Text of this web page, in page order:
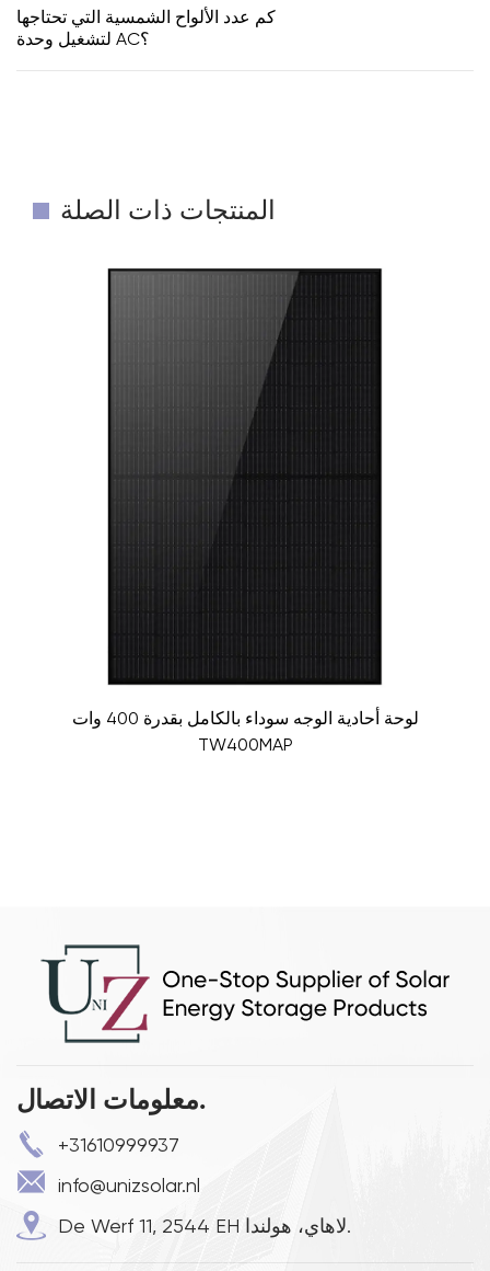
كم عدد الألواح الشمسية التي تحتاجها
لتشغيل وحدة AC؟
المنتجات ذات الصلة
لوحة أحادية الوجه سوداء بالكامل بقدرة 400 وات
TW400MAP
معلومات الاتصال.
+31610999937
info@unizsolar.nl
De Werf 11, 2544 EH لاهاي، هولندا.